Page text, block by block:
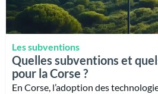
Les subventions
Quelles subventions et
pour la Corse ?
En Corse, l’adoption des